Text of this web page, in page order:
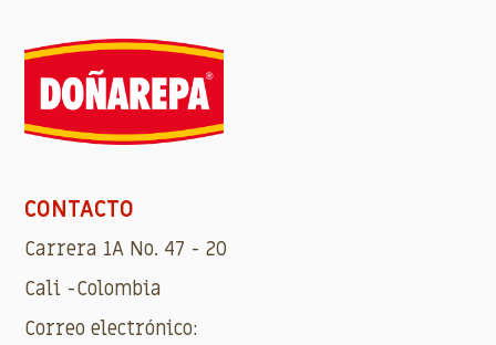
CONTACTO
Carrera 1A No. 47 - 20
Cali -Colombia
Correo electrónico: